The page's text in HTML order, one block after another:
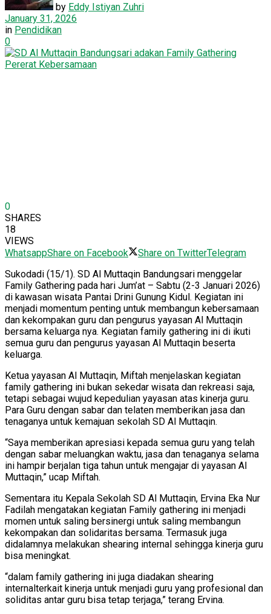
by Eddy Istiyan Zuhri
January 31, 2026
in Pendidikan
0
0
SHARES
18
VIEWS
WhatsappShare on Facebook Share on TwitterTelegram
Sukodadi (15/1). SD Al Muttaqin Bandungsari menggelar
Family Gathering pada hari Jum’at – Sabtu (2-3 Januari 2026)
di kawasan wisata Pantai Drini Gunung Kidul. Kegiatan ini
menjadi momentum penting untuk membangun kebersamaan
dan kekompakan guru dan pengurus yayasan Al Muttaqin
bersama keluarga nya. Kegiatan family gathering ini di ikuti
semua guru dan pengurus yayasan Al Muttaqin beserta
keluarga.
Ketua yayasan Al Muttaqin, Miftah menjelaskan kegiatan
family gathering ini bukan sekedar wisata dan rekreasi saja,
tetapi sebagai wujud kepedulian yayasan atas kinerja guru.
Para Guru dengan sabar dan telaten memberikan jasa dan
tenaganya untuk kemajuan sekolah SD Al Muttaqin.
“Saya memberikan apresiasi kepada semua guru yang telah
dengan sabar meluangkan waktu, jasa dan tenaganya selama
ini hampir berjalan tiga tahun untuk mengajar di yayasan Al
Muttaqin,” ucap Miftah.
Sementara itu Kepala Sekolah SD Al Muttaqin, Ervina Eka Nur
Fadilah mengatakan kegiatan Family gathering ini menjadi
momen untuk saling bersinergi untuk saling membangun
kekompakan dan solidaritas bersama. Termasuk juga
didalamnya melakukan shearing internal sehingga kinerja guru
bisa meningkat.
“dalam family gathering ini juga diadakan shearing
internalterkait kinerja untuk menjadi guru yang profesional dan
soliditas antar guru bisa tetap terjaga,” terang Ervina.